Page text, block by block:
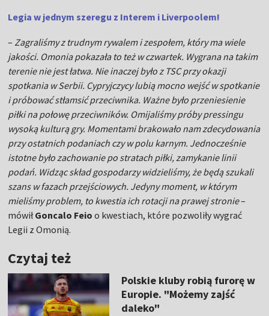
Legia w jednym szeregu z Interem i Liverpoolem!
–Zagraliśmy z trudnym rywalem i zespołem, który ma wiele
jakości. Omonia pokazała to też w czwartek. Wygrana na takim
terenie nie jest łatwa. Nie inaczej było z TSC przy okazji
spotkania w Serbii. Cypryjczycy lubią mocno wejść w spotkanie
i próbować stłamsić przeciwnika. Ważne było przeniesienie
piłki na połowę przeciwników. Omijaliśmy próby pressingu
wysoką kulturą gry. Momentami brakowało nam zdecydowania
przy ostatnich podaniach czy w polu karnym. Jednocześnie
istotne było zachowanie po stratach piłki, zamykanie linii
podań. Widząc skład gospodarzy widzieliśmy, że będą szukali
szans w fazach przejściowych. Jedyny moment, w którym
mieliśmy problem, to kwestia ich rotacji na prawej stronie–
mówiłGoncalo Feioo kwestiach, które pozwoliły wygrać
Legii z Omonią.
Czytaj też
Polskie kluby robią furorę w
Europie. "Możemy zajść
daleko"